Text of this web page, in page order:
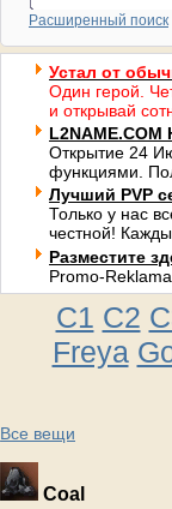
Расширенный поиск
Устал от
Один герой.
и открывай
Открытие 24
функциями.
Лучший PVP
Только у нас
честной!
Разместите
Promo-
C1 C2
Freya
Все вещи
Coal